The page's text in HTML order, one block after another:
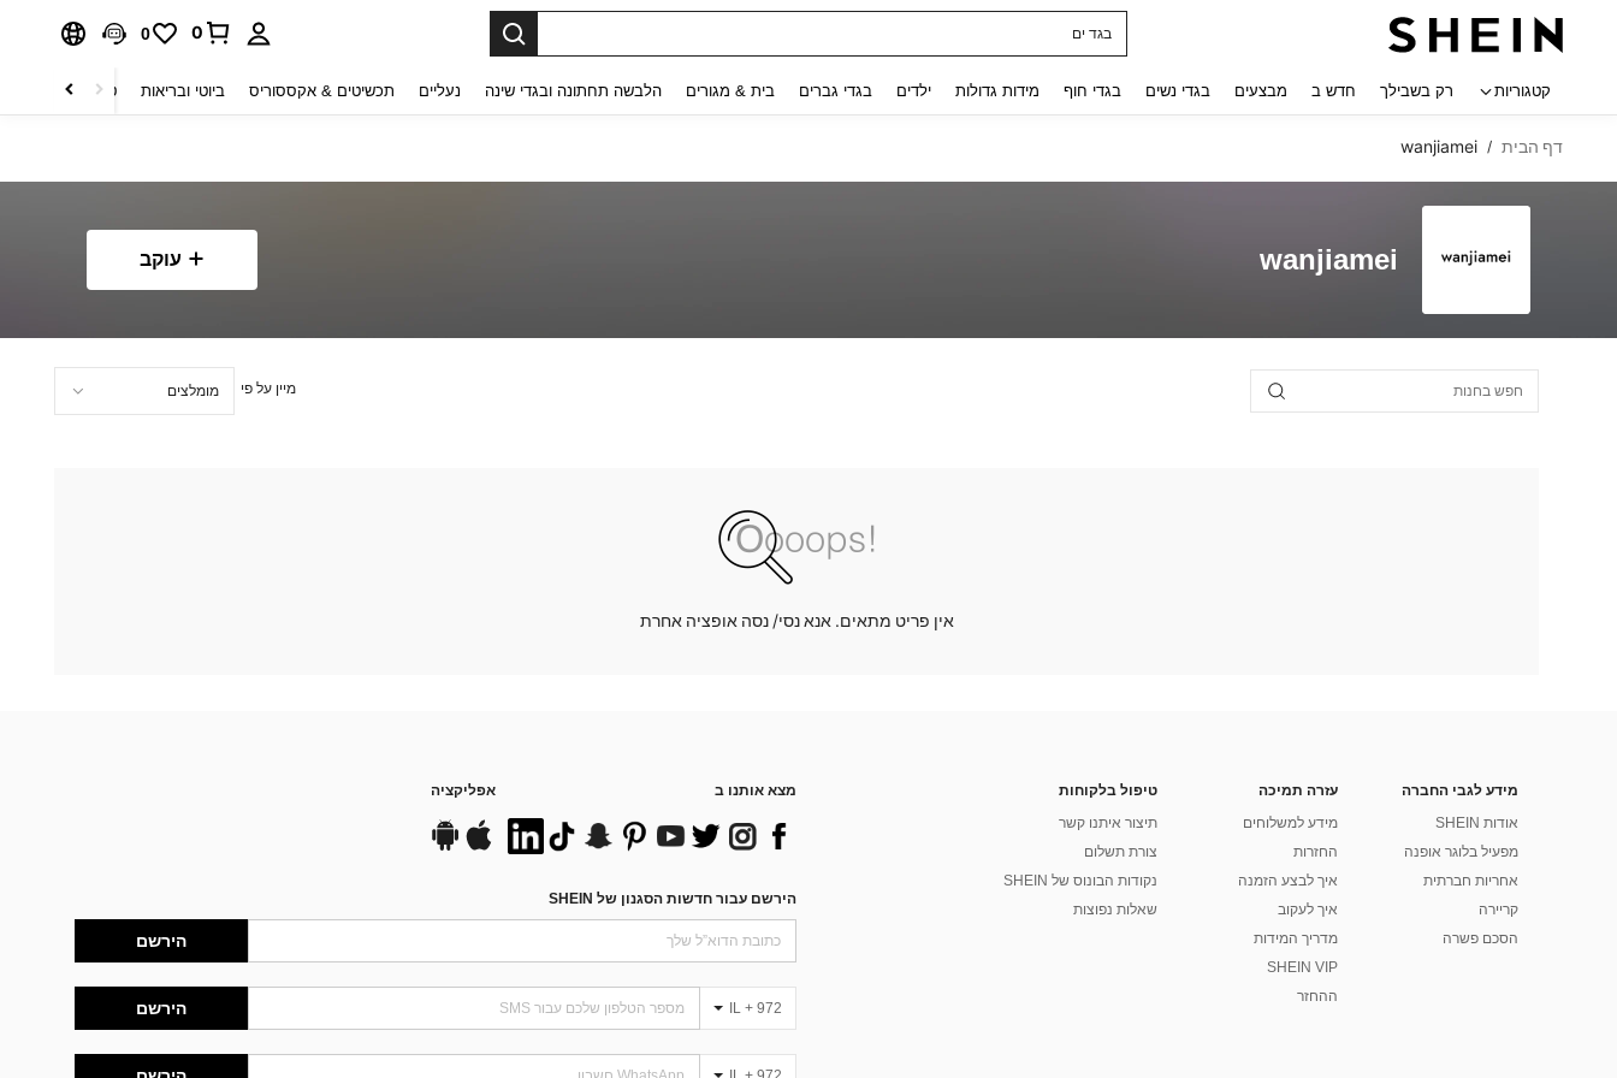
בגד ים
0
0
קטגוריות רק בשבילך חדש ב מבצעים בגדי נשים בגדי חוף מידות גדולות ילדים בגדי גברים בית & מגורים הלבשה תחתונה ובגדי שינה נעליים תכשיטים & אקססוריס ביוטי ובריאות טקסטיל לבית
דף הבית /
wanjiamei
wanjiamei עוקב
מיין על פי
אין פריט מתאים. אנא נסי/ נסה אופציה אחרת
מידע לגבי החברה
אודות SHEIN
מפעיל בלוגר אופנה
אחריות חברתית
קריירה
הסכם פשרה
עזרה תמיכה
מידע למשלוחים
החזרות
איך לבצע הזמנה
איך לעקוב
מדריך המידות
SHEIN VIP
ההחזר
טיפול בלקוחות
תיצור איתנו קשר
צורת תשלום
נקודות הבונוס של SHEIN
שאלות נפוצות
מצא אותנו ב אפליקציה
הירשם עבור חדשות הסגנון של SHEIN
הירשם
IL + 972 הירשם